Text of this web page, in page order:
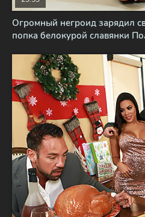
Огромный негроид зарядил
попка белокурой славянки